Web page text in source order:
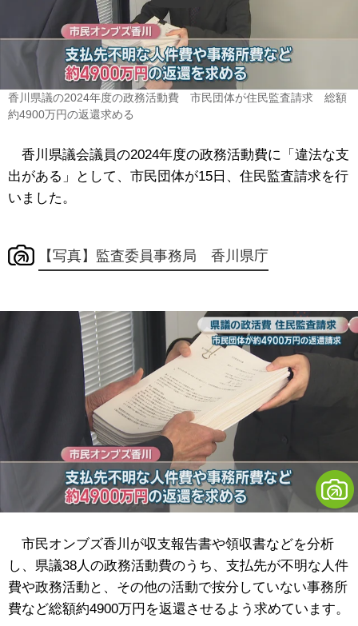
香川県議の2024年度の政務活動費 市民団体が住民監査請求 総額
約4900万円の返還求める
香川県議会議員の2024年度の政務活動費に「違法な支
出がある」として、市民団体が15日、住民監査請求を行
いました。
【写真】監査委員事務局 香川県庁
市民オンブズ香川が収支報告書や領収書などを分析
し、県議38人の政務活動費のうち、支払先が不明な人件
費や政務活動と、その他の活動で按分していない事務所
費など総額約4900万円を返還させるよう求めています。